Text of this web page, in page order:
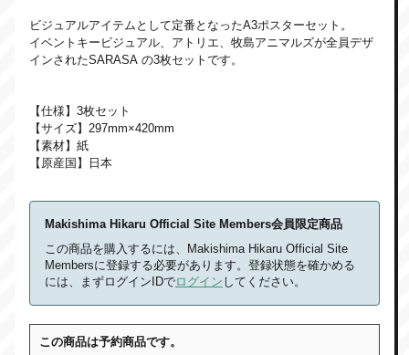
ビジュアルアイテムとして定番となったA3ポスターセット。
イベントキービジュアル、アトリエ、牧島アニマルズが全員デザ
インされたSARASA の3枚セットです。
【仕様】3枚セット
【サイズ】297mm×420mm
【素材】紙
【原産国】日本
Makishima Hikaru Official Site Members会員限定商品
この商品を購入するには、Makishima Hikaru Official Site
Membersに登録する必要があります。登録状態を確かめる
には、まずログインIDでログイン してください。
この商品は予約商品です。